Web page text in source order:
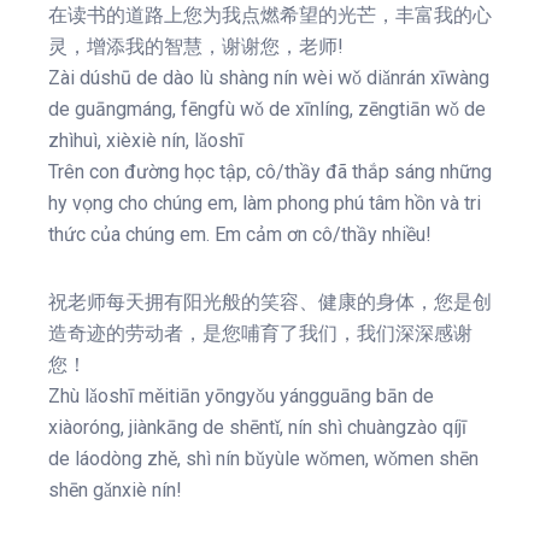
在读书的道路上您为我点燃希望的光芒，丰富我的心
灵，增添我的智慧，谢谢您，老师!
Zài dúshū de dào lù shàng nín wèi wǒ diǎnrán xīwàng
de guāngmáng, fēngfù wǒ de xīnlíng, zēngtiān wǒ de
zhìhuì, xièxiè nín, lǎoshī
Trên con đường học tập, cô/thầy đã thắp sáng những
hy vọng cho chúng em, làm phong phú tâm hồn và tri
thức của chúng em. Em cảm ơn cô/thầy nhiều!
祝老师每天拥有阳光般的笑容、健康的身体，您是创
造奇迹的劳动者，是您哺育了我们，我们深深感谢
您！
Zhù lǎoshī měitiān yōngyǒu yángguāng bān de
xiàoróng, jiànkāng de shēntǐ, nín shì chuàngzào qíjī
de láodòng zhě, shì nín bǔyùle wǒmen, wǒmen shēn
shēn gǎnxiè nín!